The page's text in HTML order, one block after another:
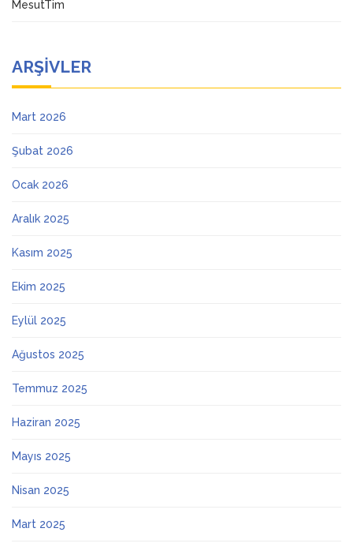
MesutTim
ARŞIVLER
Mart 2026
Şubat 2026
Ocak 2026
Aralık 2025
Kasım 2025
Ekim 2025
Eylül 2025
Ağustos 2025
Temmuz 2025
Haziran 2025
Mayıs 2025
Nisan 2025
Mart 2025